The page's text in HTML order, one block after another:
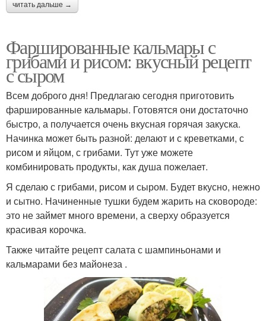
читать дальше →
Фаршированные кальмары с
грибами и рисом: вкусный рецепт
с сыром
Всем доброго дня! Предлагаю сегодня приготовить
фаршированные кальмары. Готовятся они достаточно
быстро, а получается очень вкусная горячая закуска.
Начинка может быть разной: делают и с креветками, с
рисом и яйцом, с грибами. Тут уже можете
комбинировать продукты, как душа пожелает.
Я сделаю с грибами, рисом и сыром. Будет вкусно, нежно
и сытно. Начиненные тушки будем жарить на сковороде:
это не займет много времени, а сверху образуется
красивая корочка.
Также читайте рецепт салата с шампиньонами и
кальмарами без майонеза .